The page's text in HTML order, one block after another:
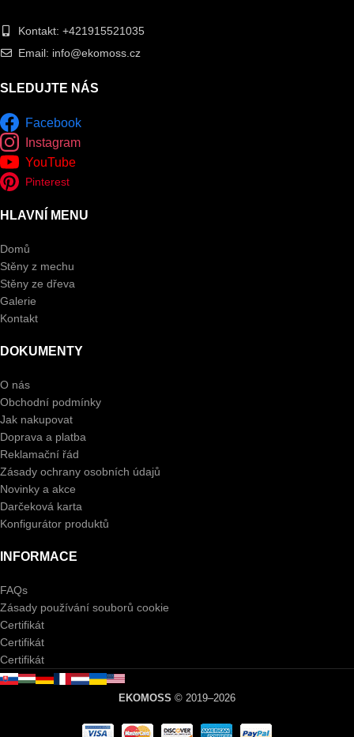
Kontakt: +421915521035
Email: info@ekomoss.cz
SLEDUJTE NÁS
Facebook
Instagram
YouTube
Pinterest
HLAVNÍ MENU
Domů
Stěny z mechu
Stěny ze dřeva
Galerie
Kontakt
DOKUMENTY
O nás
Obchodní podmínky
Jak nakupovat
Doprava a platba
Reklamační řád
Zásady ochrany osobních údajů
Novinky a akce
Darčeková karta
Konfigurátor produktů
INFORMACE
FAQs
Zásady používání souborů cookie
Certifikát
Certifikát
Certifikát
EKOMOSS © 2019–2026